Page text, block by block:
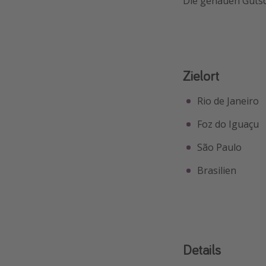
Zielort
Rio de Janeiro
Foz do Iguaçu
São Paulo
Brasilien
Details